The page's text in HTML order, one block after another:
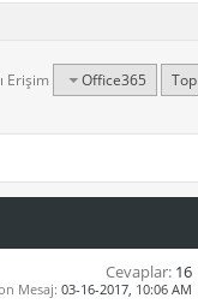
Erişim Office365 Top
Cevaplar: 16
Mesaj: 03-16-2017, 10:06 AM